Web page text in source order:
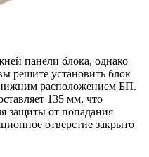
панели блока, однако
решите установить блок
нижним расположением БП.
135 мм, что
защиты от попадания
отверстие закрыто